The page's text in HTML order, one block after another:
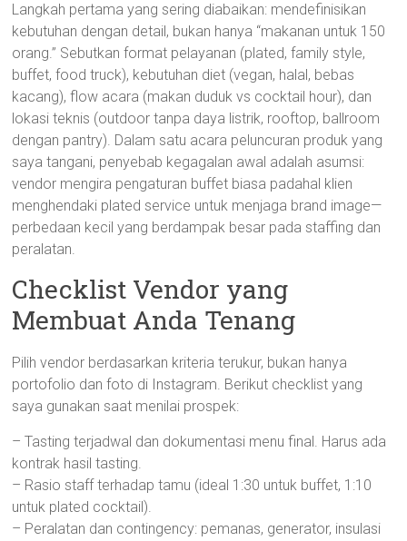
Langkah pertama yang sering diabaikan: mendefinisikan
kebutuhan dengan detail, bukan hanya “makanan untuk 150
orang.” Sebutkan format pelayanan (plated, family style,
buffet, food truck), kebutuhan diet (vegan, halal, bebas
kacang), flow acara (makan duduk vs cocktail hour), dan
lokasi teknis (outdoor tanpa daya listrik, rooftop, ballroom
dengan pantry). Dalam satu acara peluncuran produk yang
saya tangani, penyebab kegagalan awal adalah asumsi:
vendor mengira pengaturan buffet biasa padahal klien
menghendaki plated service untuk menjaga brand image—
perbedaan kecil yang berdampak besar pada staffing dan
peralatan.
Checklist Vendor yang
Membuat Anda Tenang
Pilih vendor berdasarkan kriteria terukur, bukan hanya
portofolio dan foto di Instagram. Berikut checklist yang
saya gunakan saat menilai prospek:
– Tasting terjadwal dan dokumentasi menu final. Harus ada
kontrak hasil tasting.
– Rasio staff terhadap tamu (ideal 1:30 untuk buffet, 1:10
untuk plated cocktail).
– Peralatan dan contingency: pemanas, generator, insulasi